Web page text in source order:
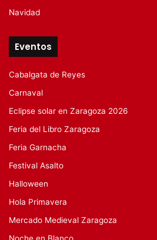
Navidad
Eventos
Cabalgata de Reyes
Carnaval
Eclipse solar en Zaragoza 2026
Feria del Libro Zaragoza
Feria Garnacha
Festival Asalto
Halloween
Hola Primavera
Mercado Medieval Zaragoza